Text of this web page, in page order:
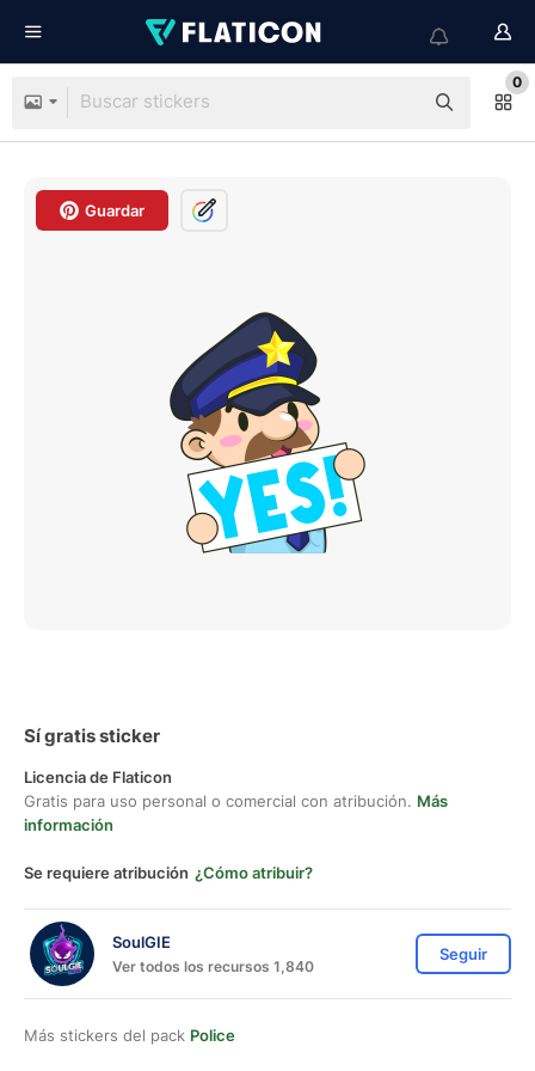
0
Guardar
Sí gratis sticker
Licencia de Flaticon
Gratis para uso personal o comercial con atribución. Más
información
Se requiere atribución ¿Cómo atribuir?
SoulGIE
Ver todos los recursos 1,840
Seguir
Más stickers del pack Police